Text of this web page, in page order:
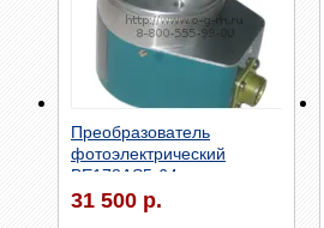
Быстрый просмотр
Преобразователь
фотоэлектрический
ВЕ178АS5-64
31 500 р.